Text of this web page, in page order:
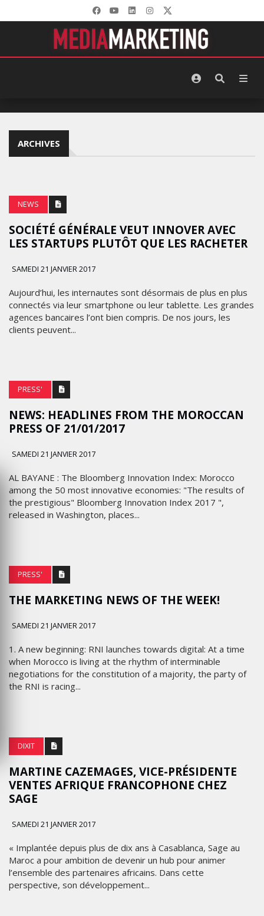
ARCHIVES
NEWS
SOCIÉTÉ GÉNÉRALE VEUT INNOVER AVEC
LES STARTUPS PLUTÔT QUE LES RACHETER
SAMEDI 21 JANVIER 2017
Aujourd’hui, les internautes sont désormais de plus en plus
connectés via leur smartphone ou leur tablette. Les grandes
agences bancaires l’ont bien compris. De nos jours, les
clients peuvent...
PRESS'
NEWS: HEADLINES FROM THE MOROCCAN
PRESS OF 21/01/2017
SAMEDI 21 JANVIER 2017
AL BAYANE : The Bloomberg Innovation Index: Morocco
among the 50 most innovative economies: "The results of
the prestigious" Bloomberg Innovation Index 2017 ",
released in Washington, places...
PRESS'
THE MARKETING NEWS OF THE WEEK!
SAMEDI 21 JANVIER 2017
1. A new beginning: RNI launches towards digital: At a time
when Morocco is living at the rhythm of interminable
negotiations for the constitution of a majority, the party of
the RNI is racing...
DIXIT
MARTINE CAZEMAGES, VICE-PRÉSIDENTE
VENTES AFRIQUE FRANCOPHONE CHEZ
SAGE
SAMEDI 21 JANVIER 2017
« Implantée depuis plus de dix ans à Casablanca, Sage au
Maroc a pour ambition de devenir un hub pour animer
l’ensemble des partenaires africains. Dans cette
perspective, son développement...